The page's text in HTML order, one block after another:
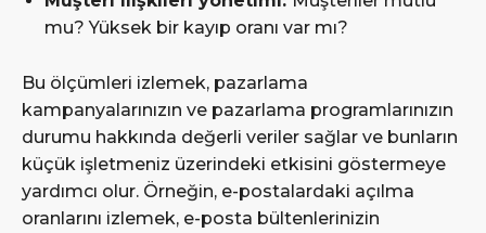
mu? Yüksek bir kayıp oranı var mı?
Bu ölçümleri izlemek, pazarlama
kampanyalarınızın ve pazarlama programlarınızın
durumu hakkında değerli veriler sağlar ve bunların
küçük işletmeniz üzerindeki etkisini göstermeye
yardımcı olur. Örneğin, e-postalardaki açılma
oranlarını izlemek, e-posta bültenlerinizin